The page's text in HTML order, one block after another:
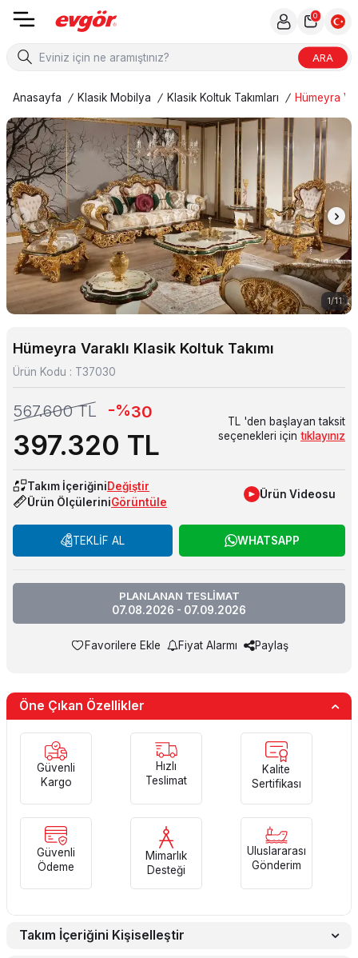
ARA
0
Anasayfa / Klasik Mobilya / Klasik Koltuk Takımları / Hümeyra
1/11
Hümeyra Varaklı Klasik Koltuk Takımı
Ürün Kodu : T37030
567.600TL -%30
397.320 TL
TL 'den başlayan taksit
seçenekleri için tıklayınız
Takım İçeriğiniDeğiştir
Ürün ÖlçüleriniGörüntüle
Ürün Videosu
TEKLİF AL WHATSAPP
PLANLANAN TESLİMAT
07.08.2026 - 07.09.2026
Favorilere Ekle Fiyat Alarmı Paylaş
Öne Çıkan Özellikler
Güvenli
Kargo
Hızlı
Teslimat
Kalite
Sertifikası
Güvenli
Ödeme
Mimarlık
Desteği
Uluslararası
Gönderim
Takım İçeriğini Kişiselleştir